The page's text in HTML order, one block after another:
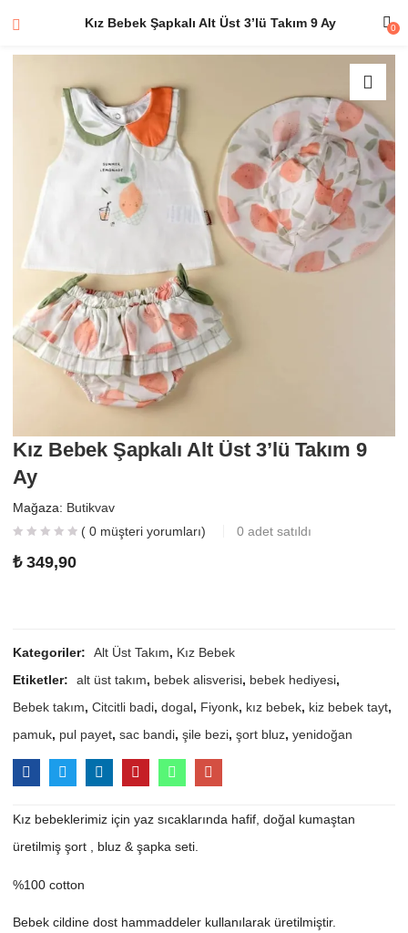
Kız Bebek Şapkalı Alt Üst 3’lü Takım 9 Ay 0
Kız Bebek Şapkalı Alt Üst 3’lü Takım 9
Ay
Mağaza: Butikvav
(0 müşteri yorumları) 0 adet satıldı
₺349,90
Kategoriler: Alt Üst Takım, Kız Bebek
Etiketler:
alt üst takım, bebek alisverisi, bebek hediyesi,
Bebek takım,Citcitli badi,dogal, Fiyonk, kız bebek, kiz bebek tayt,
pamuk, pul payet,sac bandi,şile bezi,şort bluz,yenidoğan
Kız bebeklerimiz için yaz sıcaklarında hafif, doğal kumaştan
üretilmiş şort , bluz & şapka seti.
%100 cotton
Bebek cildine dost hammaddeler kullanılarak üretilmiştir.